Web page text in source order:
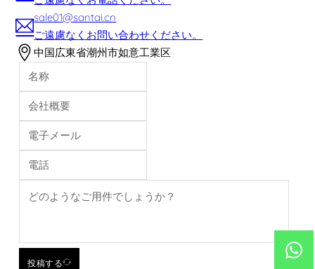
sale01@santai.cn
ご遠慮なくお問い合わせください。
中国広東省潮州市如意工業区
投稿する